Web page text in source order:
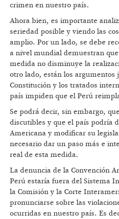
crimen en nuestro país.
Ahora bien, es importante
seriedad posible y viendo las
amplio. Por un lado, se debe
a nivel mundial demuestran
medida no disminuye la
otro lado, están los
Constitución y los tratados
país impiden que el Perú
Se podrá decir, sin embargo,
discutibles y que el país podría
Americana y modificar su
necesario dar un paso más e
real de esta medida.
La denuncia de la Convención
Perú estaría fuera del Sistema
la Comisión y la Corte
pronunciarse sobre las
ocurridas en nuestro país. Es